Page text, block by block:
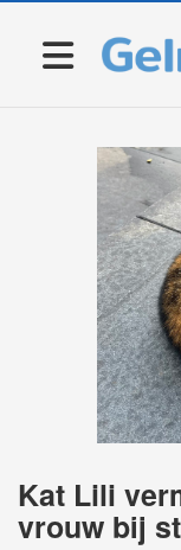
Kat Lili
vrouw bij